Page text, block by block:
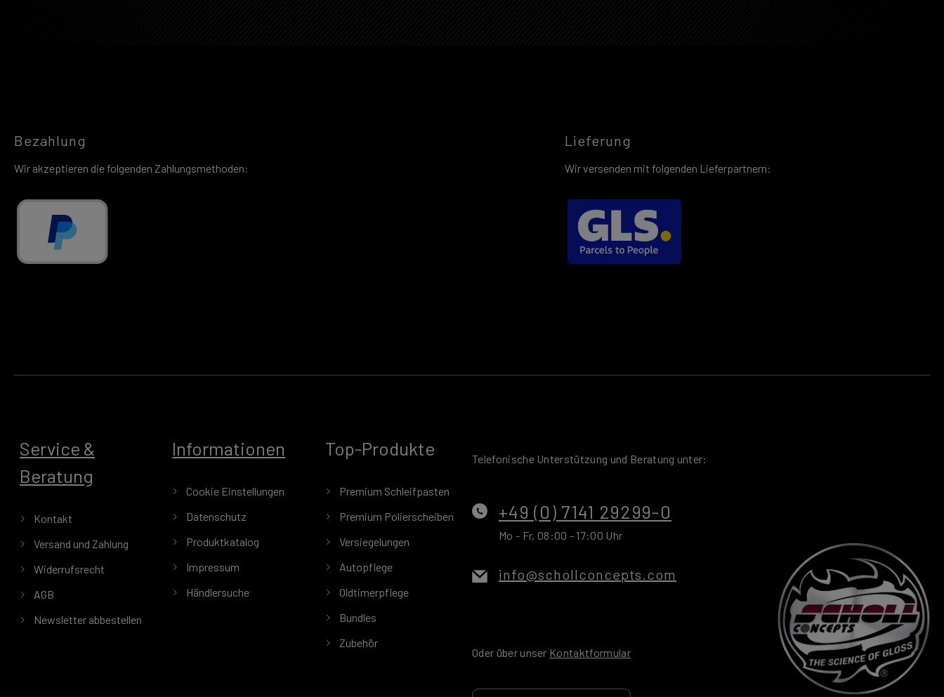
Bezahlung
Wir akzeptieren die folgenden Zahlungsmethoden:
Lieferung
Wir versenden mit folgenden Lieferpartnern:
Telefonische Unterstützung und Beratung unter:
+49 (0) 7141 29299-0
Mo - Fr, 08:00 - 17:00 Uhr
info@schollconcepts.com
Oder über unser Kontaktformular
Service &
Beratung
Kontakt
Versand und Zahlung
Widerrufsrecht
AGB
Newsletter abbestellen
Informationen
Cookie Einstellungen
Datenschutz
Produktkatalog
Impressum
Händlersuche
Top-Produkte
Premium Schleifpasten
Premium Polierscheiben
Versiegelungen
Autopflege
Oldtimerpflege
Bundles
Zubehör